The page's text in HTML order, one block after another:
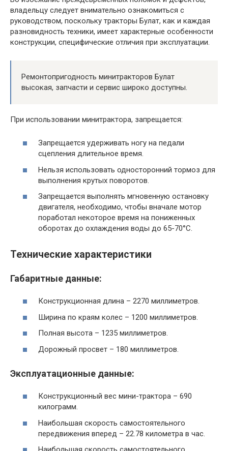
владельцу следует внимательно ознакомиться с
руководством, поскольку тракторы Булат, как и каждая
разновидность техники, имеет характерные особенности
конструкции, специфические отличия при эксплуатации.
Ремонтопригодность минитракторов Булат
высокая, запчасти и сервис широко доступны.
При использовании минитрактора, запрещается:
Запрещается удерживать ногу на педали
сцепления длительное время.
Нельзя использовать односторонний тормоз для
выполнения крутых поворотов.
Запрещается выполнять мгновенную остановку
двигателя, необходимо, чтобы вначале мотор
поработал некоторое время на пониженных
оборотах до охлаждения воды до 65-70°С.
Технические характеристики
Габаритные данные:
Конструкционная длина – 2270 миллиметров.
Ширина по краям колес – 1200 миллиметров.
Полная высота – 1235 миллиметров.
Дорожный просвет – 180 миллиметров.
Эксплуатационные данные:
Конструкционный вес мини-трактора – 690
килограмм.
Наибольшая скорость самостоятельного
передвижения вперед – 22.78 километра в час.